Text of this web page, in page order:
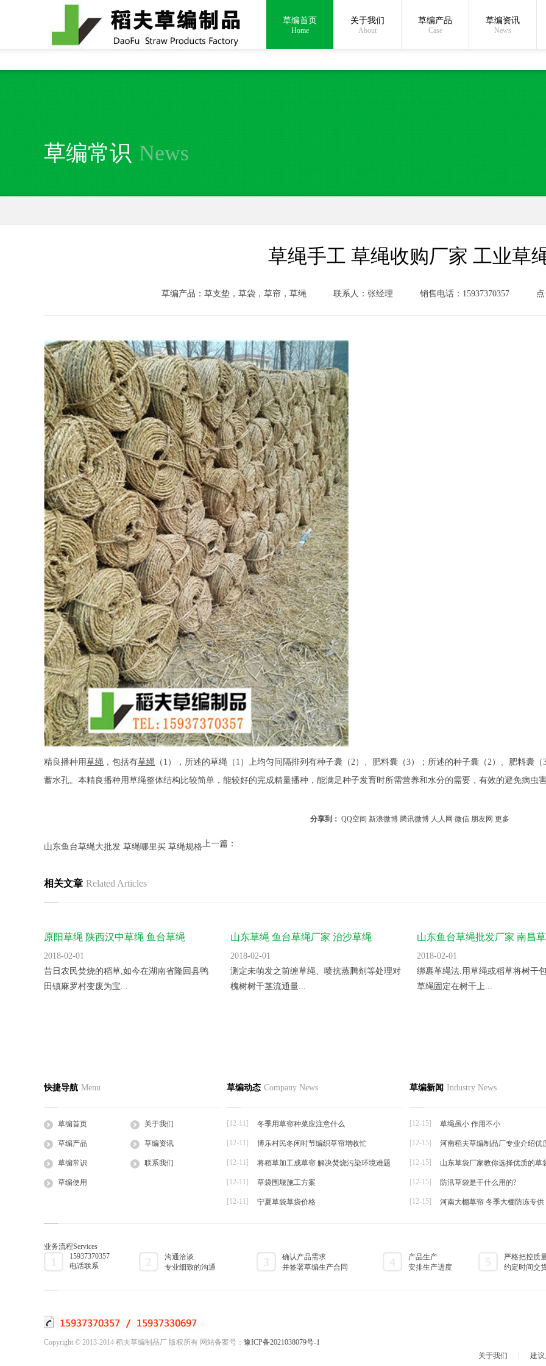
全国统一24小时销售电话：15937370357 在线沟通:
草编首页
Home
关于我们
About
草编产品
Case
草编资讯
News
草编常识 News
草绳手工 草绳收购厂家 工业草
草编产品：草支垫，草袋，草帘，草绳 联系人：张经理 销售电话：15937370357 点
精良播种用草绳 ，包括有草绳 （1），所述的草绳（1）上均匀间隔排列有种子囊（2）、肥料囊（3）；所述的种子囊（2）、肥料囊
蓄水孔。本精良播种用草绳整体结构比较简单，能较好的完成精量播种，能满足种子发育时所需营养和水分的需要，有效的避免病虫
分享到： QQ空间 新浪微博 腾讯微博 人人网 微信 朋友网 更多
上一篇：
山东鱼台草绳大批发 草绳哪里买 草绳规格
相关文章 Related Articles
原阳草绳 陕西汉中草绳 鱼台草绳
2018-02-01
昔日农民焚烧的稻草,如今在湖南省隆回县鸭
田镇麻罗村变废为宝...
山东草绳 鱼台草绳厂家 治沙草绳
2018-02-01
测定未萌发之前缠草绳、喷抗蒸腾剂等处理对
槐树树干茎流通量...
山东鱼台草绳批发厂家 南昌
绳应该怎么
2018-02-01
绑裹革绳法.用草绳或稻草将树干
草绳固定在树干上...
2018-02-01
本草绳公开了一种沙障草绳及其生产设备，所
述沙障草绳由两股...
2018-02-01
精良播种用草绳，包括有草绳（1），所述的
草绳（1）上均匀间...
草支垫
草棒
大棚草帘
草袋
草绳
草片
快捷导航 Menu
草编首页 关于我们
草编产品 草编资讯
草编常识 联系我们
草编使用
草编动态 Company News
[12-11] 冬季用草帘种菜应注意什么
[12-11] 博乐村民冬闲时节编织草帘增收忙
[12-11] 将稻草加工成草帘 解决焚烧污染环境难题
[12-11] 草袋围堰施工方案
[12-11] 宁夏草袋草袋价格
草编新闻 Industry News
[12-15] 草绳虽小 作用不小
[12-15] 河南稻夫草编制品厂专业介绍优
[12-15] 山东草袋厂家教你选择优质的草
[12-15] 防汛草袋是干什么用的?
[12-15] 河南大棚草帘 冬季大棚防冻专供
业务流程Services
15937370357
电话联系
沟通洽谈
专业细致的沟通
确认产品需求
并签署草编生产合同
产品生产
安排生产进度
严格把控质
约定时间交
Copyright © 2013-2014 稻夫草编制品厂 版权所有 网站备案号： 豫ICP备2021038079号-1
关于我们
建